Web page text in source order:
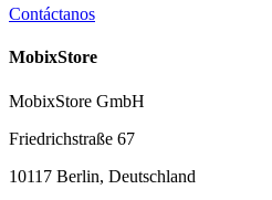
Contáctanos
MobixStore
MobixStore GmbH
Friedrichstraße 67
10117 Berlin, Deutschland